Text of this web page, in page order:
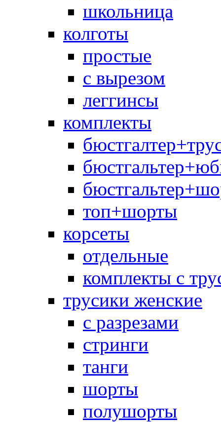
школьница
колготы
простые
с вырезом
леггинсы
комплекты
топ+шорты
корсеты
отдельные
комплекты с
трусики женские
с разрезами
стринги
танги
шорты
полушорты